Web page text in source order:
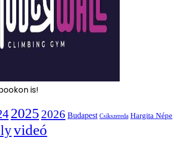
is!
2025 2026 Budapest Csíkszereda Hargita Népe
videó